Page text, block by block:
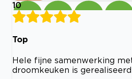
10
Top
Hele fijne samenwerking
droomkeuken is